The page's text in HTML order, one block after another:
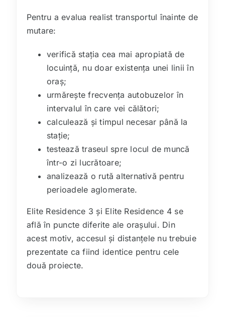
Pentru a evalua realist transportul înainte de
mutare:
verifică stația cea mai apropiată de
locuință, nu doar existența unei linii în
oraș;
urmărește frecvența autobuzelor în
intervalul în care vei călători;
calculează și timpul necesar până la
stație;
testează traseul spre locul de muncă
într-o zi lucrătoare;
analizează o rută alternativă pentru
perioadele aglomerate.
Elite Residence 3 și Elite Residence 4 se
află în puncte diferite ale orașului. Din
acest motiv, accesul și distanțele nu trebuie
prezentate ca fiind identice pentru cele
două proiecte.